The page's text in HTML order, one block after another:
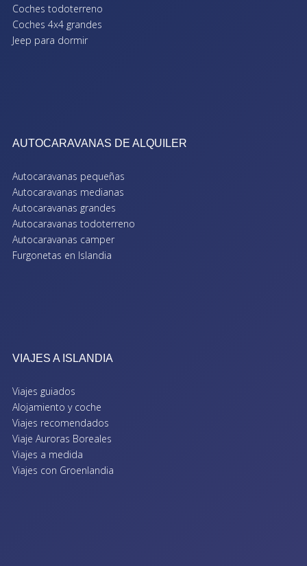
Coches todoterreno
Coches 4x4 grandes
Jeep para dormir
AUTOCARAVANAS DE ALQUILER
Autocaravanas pequeñas
Autocaravanas medianas
Autocaravanas grandes
Autocaravanas todoterreno
Autocaravanas camper
Furgonetas en Islandia
VIAJES A ISLANDIA
Viajes guiados
Alojamiento y coche
Viajes recomendados
Viaje Auroras Boreales
Viajes a medida
Viajes con Groenlandia